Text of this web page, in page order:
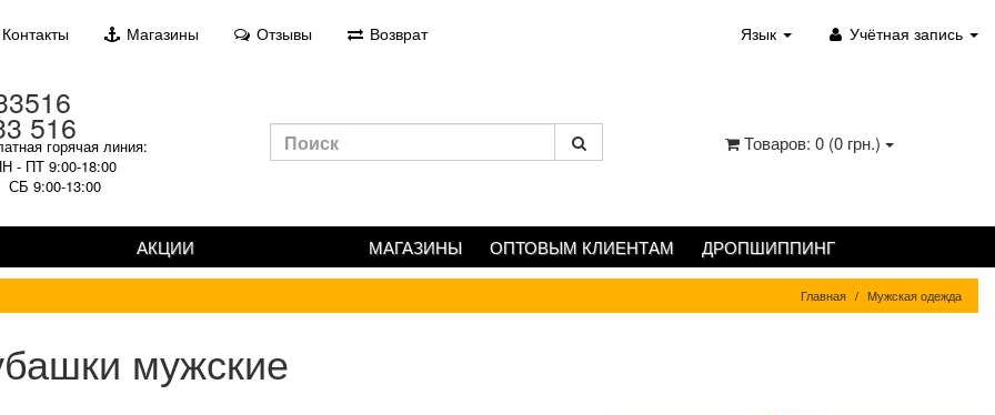
Контакты Магазины Отзывы Возврат Язык Учётная запись
516
горячая линия:
- ПТ 9:00-18:00
СБ 9:00-13:00
Товаров: 0 (0 грн.)
АКЦИИ МАГАЗИНЫ ОПТОВЫМ КЛИЕНТАМ ДРОПШИППИНГ
Главная Мужская одежда
мужские